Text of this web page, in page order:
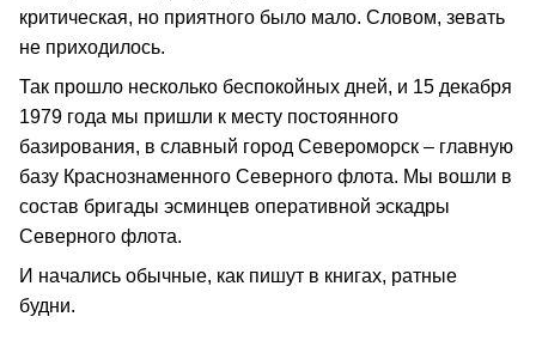
критическая, но приятного было мало. Словом, зевать
не приходилось.
Так прошло несколько беспокойных дней, и 15 декабря
1979 года мы пришли к месту постоянного
базирования, в славный город Североморск – главную
базу Краснознаменного Северного флота. Мы вошли в
состав бригады эсминцев оперативной эскадры
Северного флота.
И начались обычные, как пишут в книгах, ратные
будни.